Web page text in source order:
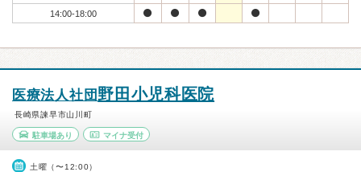
14:00-18:00
医療法人社団野田小児科医院
長崎県諫早市山川町
駐車場あり マイナ受付
土曜（〜12:00）